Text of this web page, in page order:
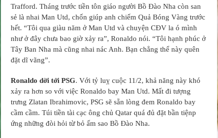
Trafford. Tháng trước tiền tôn giáo người Bồ Đào Nha còn san
sẻ là nhai Man Utd, chốn giúp anh chiếm Quả Bóng Vàng trước
hết. “Tôi qua giàu năm ở Man Utd và chuyện CĐV la ó mình
như ở đây chưa bao giờ xảy ra”, Ronaldo nói. “Tôi hạnh phúc ở
Tây Ban Nha mà cũng nhai nác Anh. Bạn chẳng thể này quên
đặt dĩ vãng”.
Ronaldo dời tới PSG. Với tỷ luỵ cuộc 11/2, khả năng này khó
xảy ra hơn so với việc Ronaldo bay Man Utd. Mất đi tượng
trưng Zlatan Ibrahimovic, PSG sẽ sẵn lòng đem Ronaldo bay
cầm cầm. Túi tiền tài cạc ông chủ Qatar quá đủ đặt bần tiệnp
ứng những đòi hỏi từ bỏ ấm sao Bồ Đào Nha.